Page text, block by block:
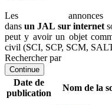
Les
dans un JAL sur internet
peut y avoir un objet
civil (SCI, SCP, SCM,
Rechercher par
Continue
Date de
publication
Nom de la